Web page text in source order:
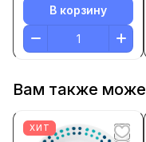
В корзину
Вам также
ХИТ